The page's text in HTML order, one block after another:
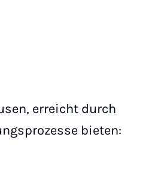
erreicht durch
bieten: